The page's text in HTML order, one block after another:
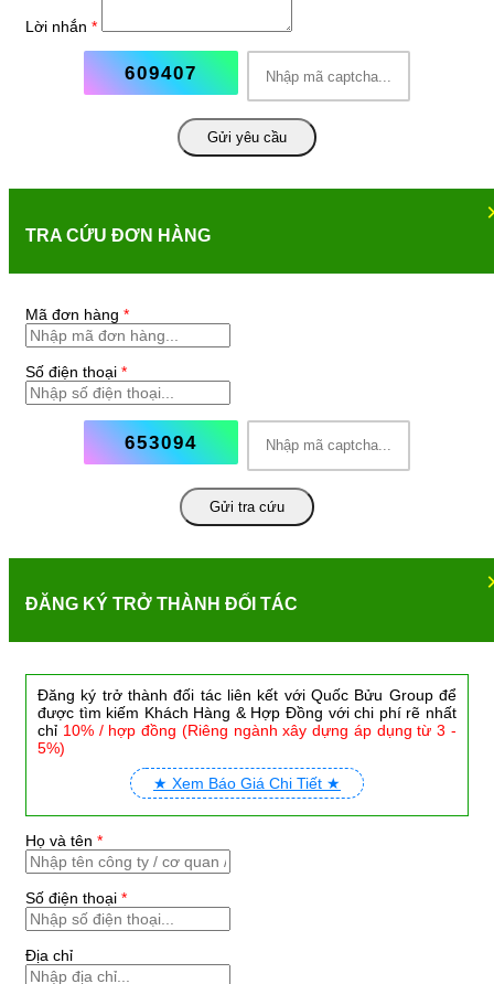
Lời nhắn *
609407
Gửi yêu cầu
TRA CỨU ĐƠN HÀNG
Mã đơn hàng *
Số điện thoại *
653094
Gửi tra cứu
ĐĂNG KÝ TRỞ THÀNH ĐỐI TÁC
Đăng ký trở thành đối tác liên kết với Quốc Bửu Group để
được tìm kiếm Khách Hàng & Hợp Đồng với chi phí rẽ nhất
chỉ 10% / hợp đồng (Riêng ngành xây dựng áp dụng từ 3 -
5%)
★ Xem Báo Giá Chi Tiết ★
Họ và tên *
Số điện thoại *
Địa chỉ